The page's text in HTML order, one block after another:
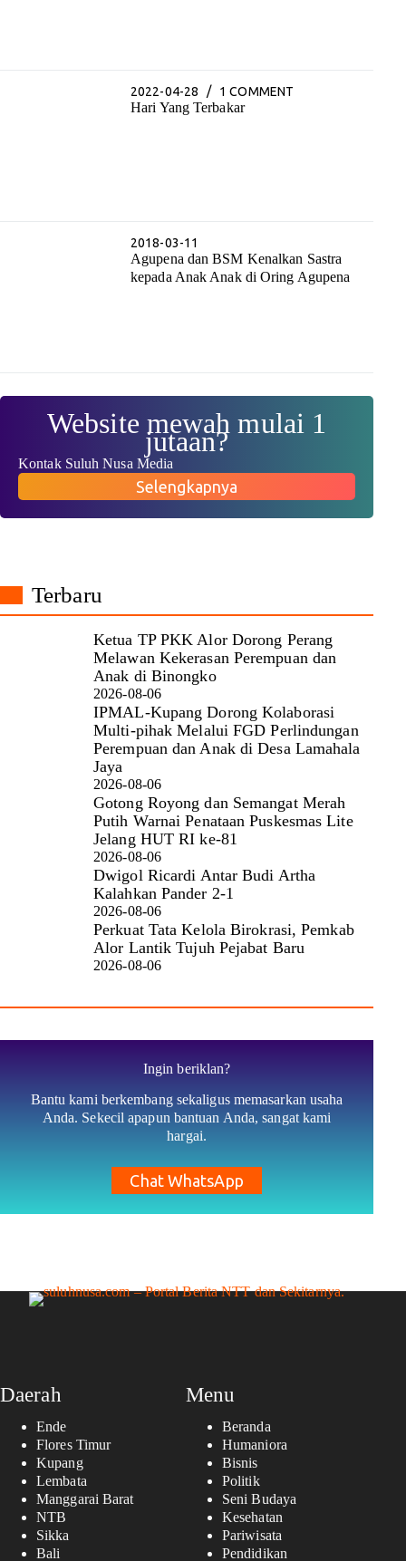
2022-04-28 1 COMMENT
Hari Yang Terbakar
2018-03-11
Agupena dan BSM Kenalkan Sastra
kepada Anak Anak di Oring Agupena
Website mewah mulai 1
jutaan?
Kontak Suluh Nusa Media
Selengkapnya
Terbaru
Ketua TP PKK Alor Dorong Perang
Melawan Kekerasan Perempuan dan
Anak di Binongko
2026-08-06
IPMAL-Kupang Dorong Kolaborasi
Multi-pihak Melalui FGD Perlindungan
Perempuan dan Anak di Desa Lamahala
Jaya
2026-08-06
Gotong Royong dan Semangat Merah
Putih Warnai Penataan Puskesmas Lite
Jelang HUT RI ke-81
2026-08-06
Dwigol Ricardi Antar Budi Artha
Kalahkan Pander 2-1
2026-08-06
Perkuat Tata Kelola Birokrasi, Pemkab
Alor Lantik Tujuh Pejabat Baru
2026-08-06
Ingin beriklan?
Bantu kami berkembang sekaligus memasarkan usaha
Anda. Sekecil apapun bantuan Anda, sangat kami
hargai.
Chat WhatsApp
Daerah
Ende
Flores Timur
Kupang
Lembata
Manggarai Barat
NTB
Sikka
Bali
Menu
Beranda
Humaniora
Bisnis
Politik
Seni Budaya
Kesehatan
Pariwisata
Pendidikan